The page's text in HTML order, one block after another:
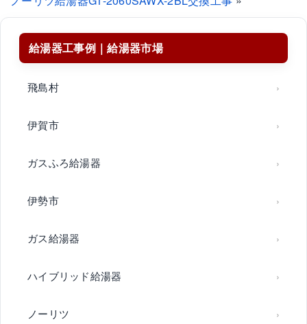
給湯器工事例｜給湯器市場
飛島村
伊賀市
ガスふろ給湯器
伊勢市
ガス給湯器
ハイブリッド給湯器
ノーリツ